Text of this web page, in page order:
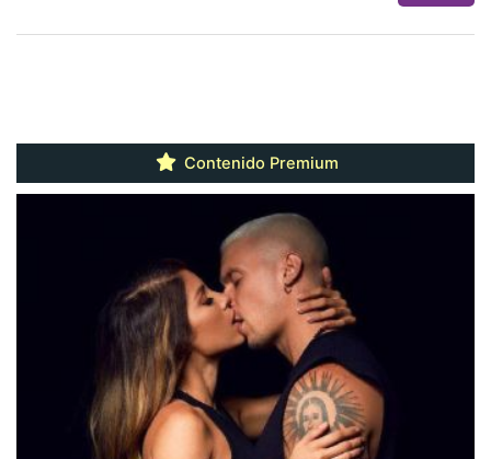
Contenido Premium